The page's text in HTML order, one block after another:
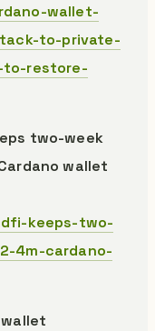
wallet-
to-private-
to-restore-
two-week
wallet
keeps-two-
4m-cardano-
wallet